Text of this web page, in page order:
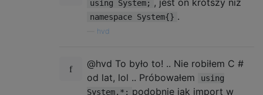
using System; , jest on krótszy niż
namespace System{} .
hvd
@hvd To było to! .. Nie robiłem C #
od lat, lol .. Próbowałem
using
System.*; podobnie jak import w